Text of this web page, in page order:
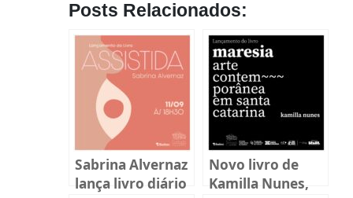
Posts Relacionados:
Sabrina Alvernaz
lança livro diário
Novo livro de
Kamilla Nunes,